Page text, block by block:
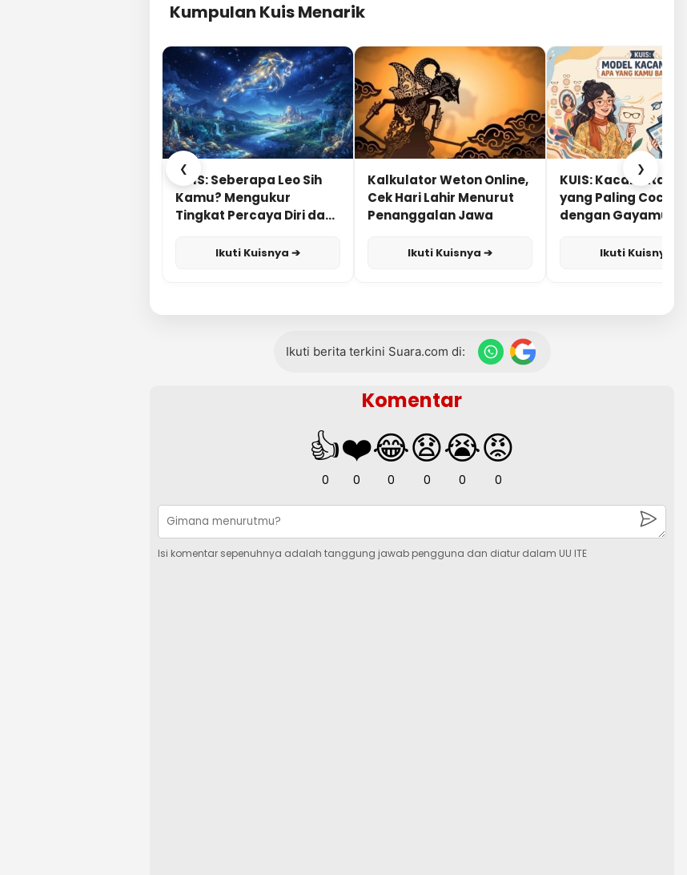
Kumpulan Kuis Menarik
❮
KUIS: Seberapa Leo Sih
Kamu? Mengukur
Tingkat Percaya Diri dan
Ikuti Kuisnya ➔
Kalkulator Weton Online,
Cek Hari Lahir Menurut
Penanggalan Jawa
Ikuti Kuisnya ➔
KUIS: Kacamata Apa
yang Paling Cocok
dengan Gayamu?
Ikuti Kuisnya ➔
❯
Ikuti berita terkini Suara.com di:
Komentar
👍
0
❤️
0
😂
0
😧
0
😭
0
😡
0
Isi komentar sepenuhnya adalah tanggung jawab pengguna dan diatur dalam UU ITE